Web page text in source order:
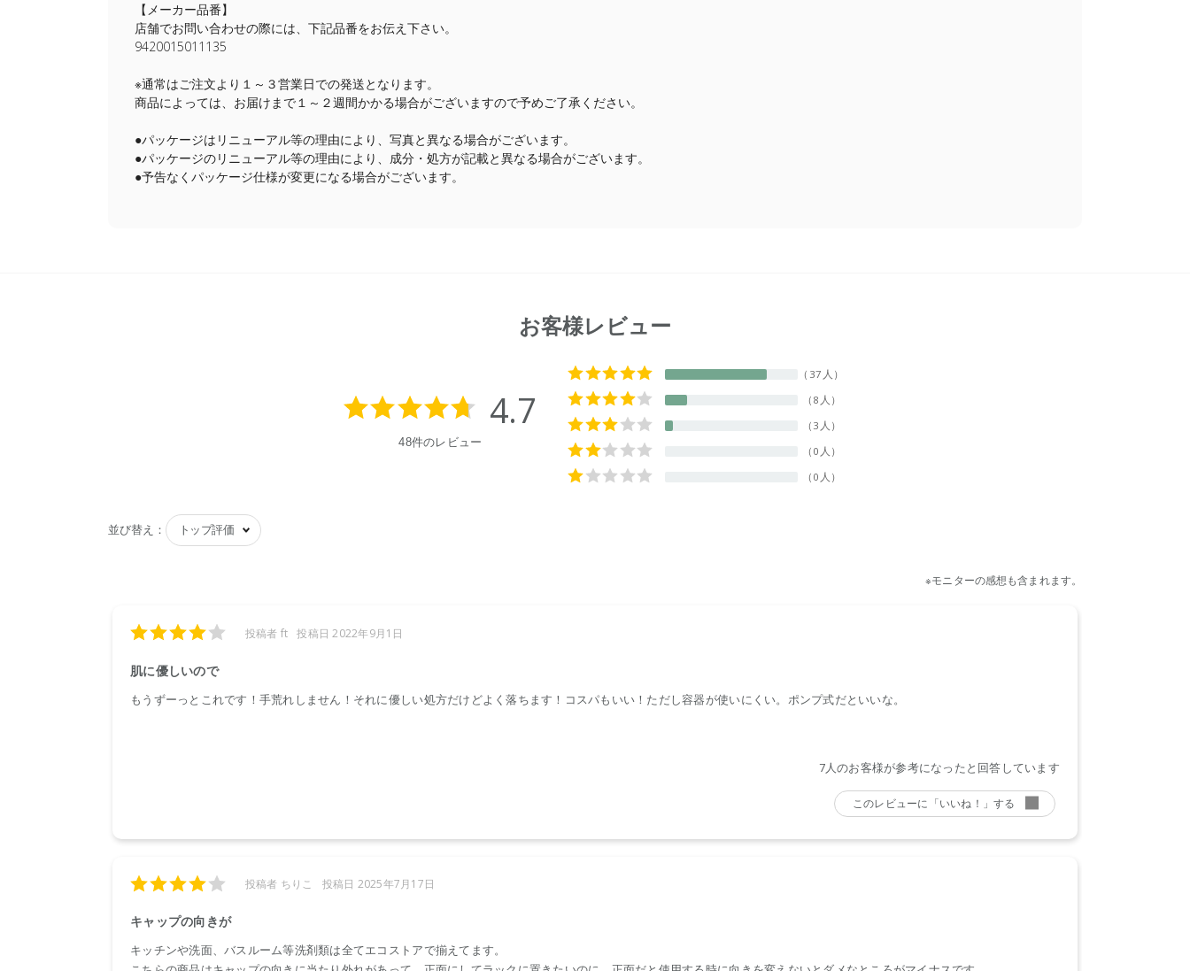
【メーカー品番】
店舗でお問い合わせの際には、下記品番をお伝え下さい。
9420015011135
※通常はご注文より１～３営業日での発送となります。
商品によっては、お届けまで１～２週間かかる場合がございますので予めご了承ください。
●パッケージはリニューアル等の理由により、写真と異なる場合がございます。
●パッケージのリニューアル等の理由により、成分・処方が記載と異なる場合がございます。
●予告なくパッケージ仕様が変更になる場合がございます。
お客様レビュー